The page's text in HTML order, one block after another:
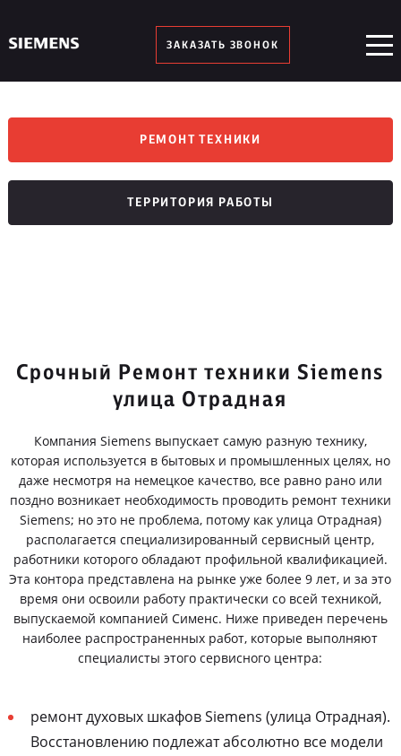
ЗАКАЗАТЬ ЗВОНОК
РЕМОНТ ТЕХНИКИ
ТЕРРИТОРИЯ РАБОТЫ
Срочный Ремонт техники Siemens
улица Отрадная
Компания Siemens выпускает самую разную технику,
которая используется в бытовых и промышленных целях, но
даже несмотря на немецкое качество, все равно рано или
поздно возникает необходимость проводить ремонт техники
Siemens; но это не проблема, потому как улица Отрадная)
располагается специализированный сервисный центр,
работники которого обладают профильной квалификацией.
Эта контора представлена на рынке уже более 9 лет, и за это
время они освоили работу практически со всей техникой,
выпускаемой компанией Сименс. Ниже приведен перечень
наиболее распространенных работ, которые выполняют
специалисты этого сервисного центра:
ремонт духовых шкафов Siemens (улица Отрадная).
Восстановлению подлежат абсолютно все модели